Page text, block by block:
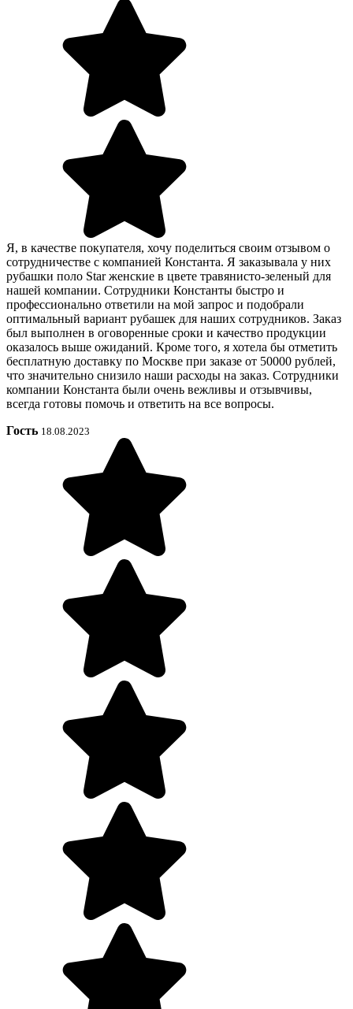
Я, в качестве покупателя, хочу поделиться своим отзывом о
сотрудничестве с компанией Константа. Я заказывала у них
рубашки поло Star женские в цвете травянисто-зеленый для
нашей компании. Сотрудники Константы быстро и
профессионально ответили на мой запрос и подобрали
оптимальный вариант рубашек для наших сотрудников. Заказ
был выполнен в оговоренные сроки и качество продукции
оказалось выше ожиданий. Кроме того, я хотела бы отметить
бесплатную доставку по Москве при заказе от 50000 рублей,
что значительно снизило наши расходы на заказ. Сотрудники
компании Константа были очень вежливы и отзывчивы,
всегда готовы помочь и ответить на все вопросы.
Гость 18.08.2023